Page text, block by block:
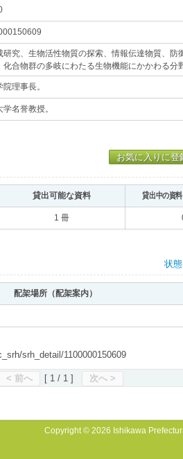
研究、生物活性物質の探索、情報伝達物質、
化合物群の多岐にわたる生物機能にかかわる分
院理事長。
学名誉教授。
お気に入りに登
貸出可能な資料 貸出中の資料
1 冊
状
配架場所（配架案内）
srh_detail/1100000150609
< 前へ [ 1 / 1 ] 次へ >
Copyright © 2026 Ishikawa